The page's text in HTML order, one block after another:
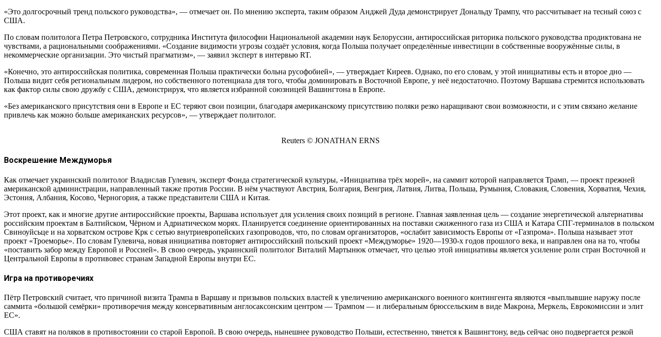
«Это долгосрочный тренд польского руководства», — отмечает он. По мнению эксперта, таким образом Анджей Дуда демонстрирует Дональду Трампу, что рассчитывает на тесный союз с
США.
По словам политолога Петра Петровского, сотрудника Института философии Национальной академии наук Белоруссии, антироссийская риторика польского руководства продиктована не
чувствами, а рациональными соображениями. «Создание видимости угрозы создаёт условия, когда Польша получает определённые инвестиции в собственные вооружённые силы, в
некоммерческие организации. Это чистый прагматизм», — заявил эксперт в интервью RT.
«Конечно, это антироссийская политика, современная Польша практически больна русофобией», — утверждает Киреев. Однако, по его словам, у этой инициативы есть и второе дно —
Польша видит себя региональным лидером, но собственного потенциала для того, чтобы доминировать в Восточной Европе, у неё недостаточно. Поэтому Варшава стремится использовать
как фактор силы свою дружбу с США, демонстрируя, что является избранной союзницей Вашингтона в Европе.
«Без американского присутствия они в Европе и ЕС теряют свои позиции, благодаря американскому присутствию поляки резко наращивают свои возможности, и с этим связано желание
привлечь как можно больше американских ресурсов», — утверждает политолог.
Reuters © JONATHAN ERNS
Воскрешение Междуморья
Как отмечает украинский политолог Владислав Гулевич, эксперт Фонда стратегической культуры, «Инициатива трёх морей», на саммит которой направляется Трамп, — проект прежней
американской администрации, направленный также против России. В нём участвуют Австрия, Болгария, Венгрия, Латвия, Литва, Польша, Румыния, Словакия, Словения, Хорватия, Чехия,
Эстония, Албания, Косово, Черногория, а также представители США и Китая.
Этот проект, как и многие другие антироссийские проекты, Варшава использует для усиления своих позиций в регионе. Главная заявленная цель — создание энергетической альтернативы
российским проектам в Балтийском, Чёрном и Адриатическом морях. Планируется соединение ориентированных на поставки сжиженного газа из США и Катара СПГ-терминалов в польском
Свиноуйсьце и на хорватском острове Крк с сетью внутриевропейских газопроводов, что, по словам организаторов, «ослабит зависимость Европы от «Газпрома». Польша называет этот
проект «Троеморье». По словам Гулевича, новая инициатива повторяет антироссийский польский проект «Междуморье» 1920—1930-х годов прошлого века, и направлен она на то, чтобы
«поставить забор между Европой и Россией». В свою очередь, украинский политолог Виталий Мартынюк отмечает, что целью этой инициативы является усиление роли стран Восточной и
Центральной Европы в противовес странам Западной Европы внутри ЕС.
Игра на противоречиях
Пётр Петровский считает, что причиной визита Трампа в Варшаву и призывов польских властей к увеличению американского военного контингента являются «выплывшие наружу после
саммита «большой семёрки» противоречия между консервативным англосаксонским центром — Трампом — и либеральным брюссельским в виде Макрона, Меркель, Еврокомиссии и элит
ЕС».
США ставят на поляков в противостоянии со старой Европой. В свою очередь, нынешнее руководство Польши, естественно, тянется к Вашингтону, ведь сейчас оно подвергается резкой